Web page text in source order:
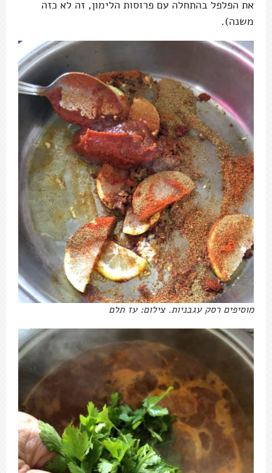
את הפלפל בהתחלה עם פרוסות הלימון, זה לא כזה
משנה).
מוסיפים רסק עגבניות. צילום: עז תלם